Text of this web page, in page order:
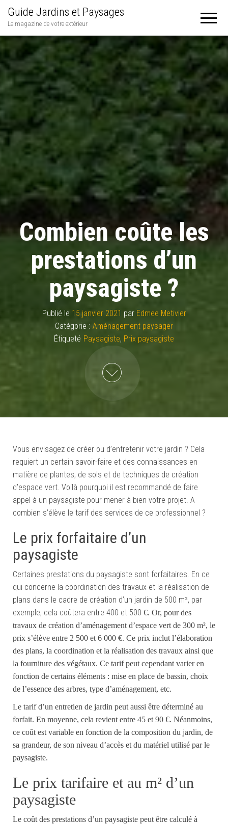
Guide Jardins et Paysages
Le magazine de votre extérieur
Combien coûte les
prestations d’un
paysagiste ?
Publié le 15 janvier 2021 par Edmee Metivier
Catégorie : Aménagement paysager
Étiqueté Paysagiste, Prix paysagiste
Vous envisagez de créer ou d’entretenir votre jardin ? Cela
requiert un certain savoir-faire et des connaissances en
matière de plantes, de sols et de techniques de création
d’espace vert. Voilà pourquoi il est recommandé de faire
appel à un paysagiste pour mener à bien votre projet. A
combien s’élève le tarif des services de ce professionnel ?
Le prix forfaitaire d’un
paysagiste
Certaines prestations du paysagiste sont forfaitaires. En ce
qui concerne la coordination des travaux et la réalisation de
plans dans le cadre de création d’un jardin de 500 m², par
exemple, cela coûtera entre 400 et 500 €. Or, pourdes
travaux de création d’aménagement d’espace vert de 300 m², le
prix s’élève entre 2 500 et 6 000 €. Ce prix inclut l’élaboration
des plans, la coordination et la réalisation des travaux ainsi que
la fourniture des végétaux. Ce tarif peut cependant varier en
fonction de certains éléments : mise en place de bassin, choix
de l’essence des arbres, type d’aménagement, etc.
Le tarif d’un entretien de jardin peut aussi être déterminé au
forfait. En moyenne, cela revient entre 45 et 90 €. Néanmoins,
ce coût est variable en fonction de la composition du jardin, de
sa grandeur, de son niveau d’accès et du matériel utilisé par le
paysagiste.
Le prix tarifaire et au m² d’un
paysagiste
Le coût des prestations d’un paysagiste peut être calculé à